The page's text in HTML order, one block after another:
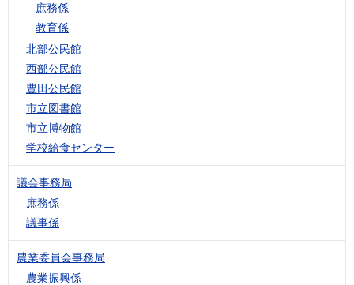
庶務係
教育係
北部公民館
西部公民館
豊田公民館
市立図書館
市立博物館
学校給食センター
議会事務局
庶務係
議事係
農業委員会事務局
農業振興係